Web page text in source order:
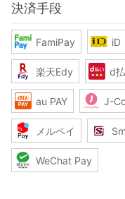
決済手段
FamiPay iD
楽天Edy d
au PAY J-
メルペイ
WeChat Pay